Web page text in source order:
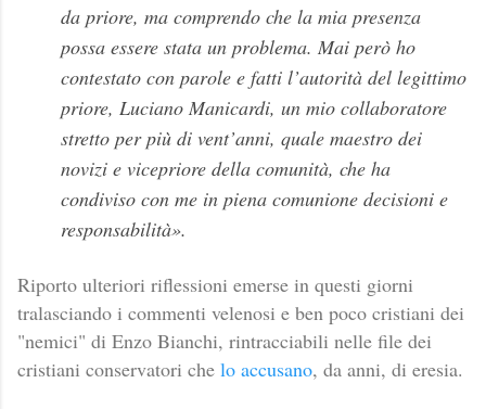
da priore, ma comprendo che la mia presenza
possa essere stata un problema. Mai però ho
contestato con parole e fatti l’autorità del legittimo
priore, Luciano Manicardi, un mio collaboratore
stretto per più di vent’anni, quale maestro dei
novizi e vicepriore della comunità, che ha
condiviso con me in piena comunione decisioni e
responsabilità».
Riporto ulteriori riflessioni emerse in questi giorni
tralasciando i commenti velenosi e ben poco cristiani dei
"nemici" di Enzo Bianchi, rintracciabili nelle file dei
cristiani conservatori che lo accusano, da anni, di eresia.